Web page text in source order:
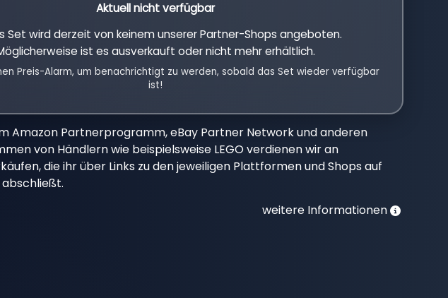
Aktuell nicht verfügbar
Set wird derzeit von keinem unserer Partner-Shops angeboten.
ist es ausverkauft oder nicht mehr erhältlich.
Preis-Alarm, um benachrichtigt zu werden, sobald das Set wieder verfügbar
ist!
Amazon Partnerprogramm, eBay Partner Network und anderen
von Händlern wie beispielsweise LEGO verdienen wir an
die ihr über Links zu den jeweiligen Plattformen und Shops auf
weitere Informationen